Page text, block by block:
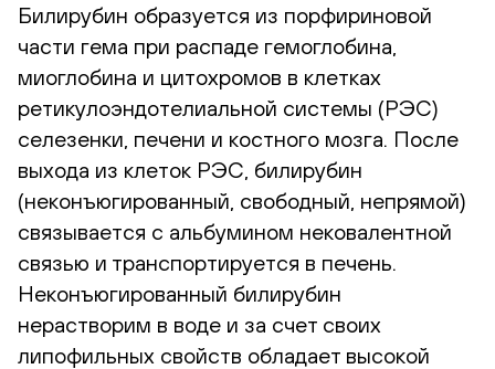
Билирубин образуется из порфириновой
части гема при распаде гемоглобина,
миоглобина и цитохромов в клетках
ретикулоэндотелиальной системы (РЭС)
селезенки, печени и костного мозга. После
выхода из клеток РЭС, билирубин
(неконъюгированный, свободный, непрямой)
связывается с альбумином нековалентной
связью и транспортируется в печень.
Неконъюгированный билирубин
нерастворим в воде и за счет своих
липофильных свойств обладает высокой